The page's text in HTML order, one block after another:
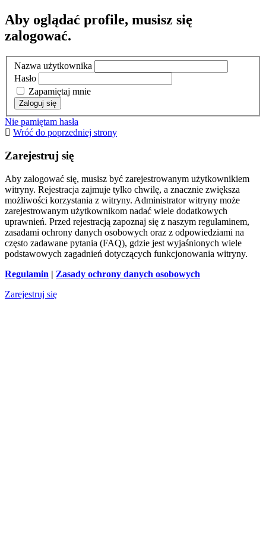
Aby oglądać profile, musisz się
zalogować.
Nazwa użytkownika
Hasło
Zapamiętaj mnie
Nie pamiętam hasła
Wróć do poprzedniej strony
Zarejestruj się
Aby zalogować się, musisz być zarejestrowanym użytkownikiem
witryny. Rejestracja zajmuje tylko chwilę, a znacznie zwiększa
możliwości korzystania z witryny. Administrator witryny może
zarejestrowanym użytkownikom nadać wiele dodatkowych
uprawnień. Przed rejestracją zapoznaj się z naszym regulaminem,
zasadami ochrony danych osobowych oraz z odpowiedziami na
często zadawane pytania (FAQ), gdzie jest wyjaśnionych wiele
podstawowych zagadnień dotyczących funkcjonowania witryny.
Regulamin | Zasady ochrony danych osobowych
Zarejestruj się